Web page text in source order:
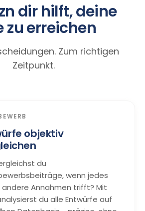
dir hilft, deine
zu erreichen
Zum richtigen
Zeitpunkt.
objektiv
du
wenn jedes
andere Annahmen trifft? Mit
du alle Entwürfe auf